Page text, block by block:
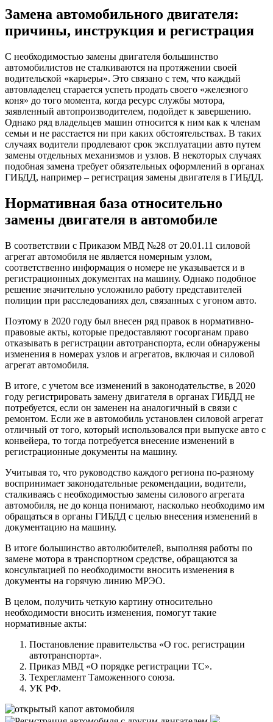
Замена автомобильного двигателя:
причины, инструкция и регистрация
С необходимостью замены двигателя большинство
автомобилистов не сталкиваются на протяжении своей
водительской «карьеры». Это связано с тем, что каждый
автовладелец старается успеть продать своего «железного
коня» до того момента, когда ресурс службы мотора,
заявленный автопроизводителем, подойдет к завершению.
Однако ряд владельцев машин относится к ним как к членам
семьи и не расстается ни при каких обстоятельствах. В таких
случаях водители продлевают срок эксплуатации авто путем
замены отдельных механизмов и узлов. В некоторых случаях
подобная замена требует обязательных оформлений в органах
ГИБДД, например – регистрация замены двигателя в ГИБДД.
Нормативная база относительно
замены двигателя в автомобиле
В соответствии с Приказом МВД №28 от 20.01.11 силовой
агрегат автомобиля не является номерным узлом,
соответственно информация о номере не указывается и в
регистрационных документах на машину. Однако подобное
решение значительно усложнило работу представителей
полиции при расследованиях дел, связанных с угоном авто.
Поэтому в 2020 году был внесен ряд правок в нормативно-
правовые акты, которые предоставляют госорганам право
отказывать в регистрации автотранспорта, если обнаружены
изменения в номерах узлов и агрегатов, включая и силовой
агрегат автомобиля.
В итоге, с учетом все изменений в законодательстве, в 2020
году регистрировать замену двигателя в органах ГИБДД не
потребуется, если он заменен на аналогичный в связи с
ремонтом. Если же в автомобиль установлен силовой агрегат
отличный от того, который использовался при выпуске авто с
конвейера, то тогда потребуется внесение изменений в
регистрационные документы на машину.
Учитывая то, что руководство каждого региона по-разному
воспринимает законодательные рекомендации, водители,
сталкиваясь с необходимостью замены силового агрегата
автомобиля, не до конца понимают, насколько необходимо им
обращаться в органы ГИБДД с целью внесения изменений в
документацию на машину.
В итоге большинство автолюбителей, выполняя работы по
замене мотора в транспортном средстве, обращаются за
консультацией по необходимости вносить изменения в
документы на горячую линию МРЭО.
В целом, получить четкую картину относительно
необходимости вносить изменения, помогут такие
нормативные акты:
Постановление правительства «О гос. регистрации
автотранспорта».
Приказ МВД «О порядке регистрации ТС».
Техрегламент Таможенного союза.
УК РФ.